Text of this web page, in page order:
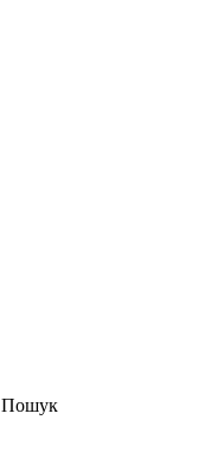
Пошук